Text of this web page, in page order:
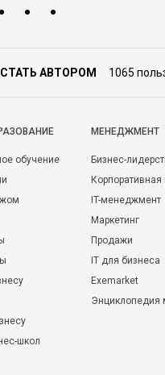
СТАТЬ АВТОРОМ 1065
обучение
школ
МЕНЕДЖМЕНТ
Бизнес-
Корпоративная
IT-менеджмент
Маркетинг
Продажи
IT для бизнеса
Exemarket
Энциклопедия